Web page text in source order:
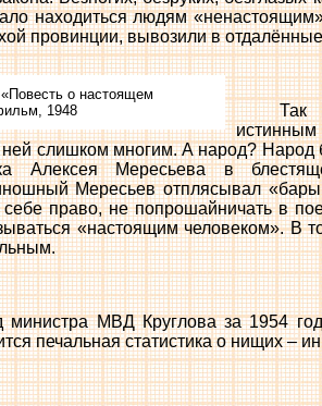
находиться людям
провинции, вывозили в
о настоящем
1948
Так
слишком многим. А народ? Народ
Алексея Мересьева в
Мересьев отплясывал
право, не попрошайничать в
«настоящим человеком». В
министра МВД Круглова за 1954
печальная статистика о нищих –